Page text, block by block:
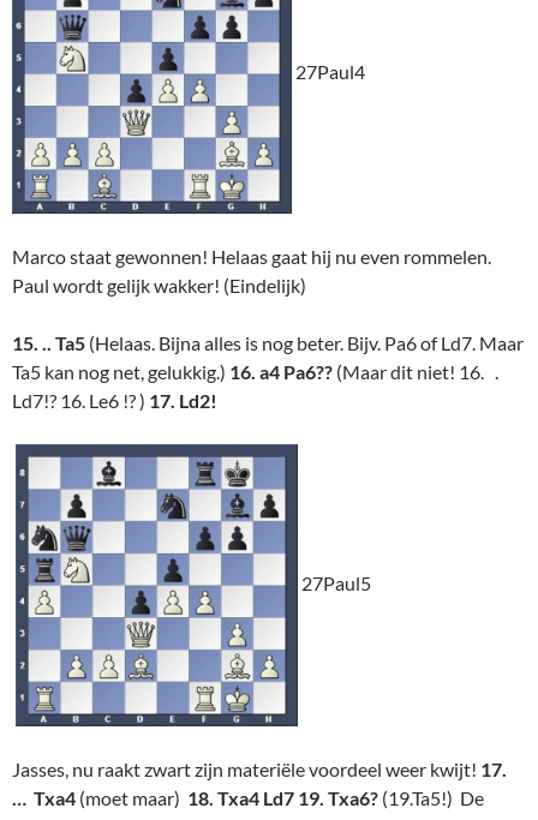
27Paul4
Marco staat gewonnen! Helaas gaat hij nu even rommelen.
Paul wordt gelijk wakker! (Eindelijk)
15. .. Ta5 (Helaas. Bijna alles is nog beter. Bijv. Pa6 of Ld7. Maar
Ta5 kan nog net, gelukkig.) 16. a4 Pa6?? (Maar dit niet! 16. .
Ld7!? 16. Le6 !? ) 17. Ld2!
27Paul5
Jasses, nu raakt zwart zijn materiële voordeel weer kwijt! 17.
… Txa4 (moet maar) 18. Txa4 Ld7 19. Txa6? (19.Ta5!) De